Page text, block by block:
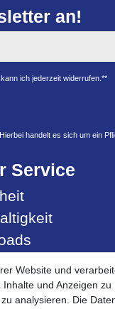
an!
ich jederzeit widerrufen.**
handelt es sich um ein
Service
Website und
und Anzeigen
analysieren. Die